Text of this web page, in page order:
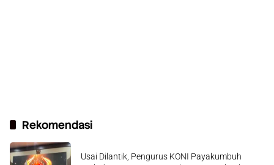
Rekomendasi
Usai Dilantik, Pengurus KONI Payakumbuh